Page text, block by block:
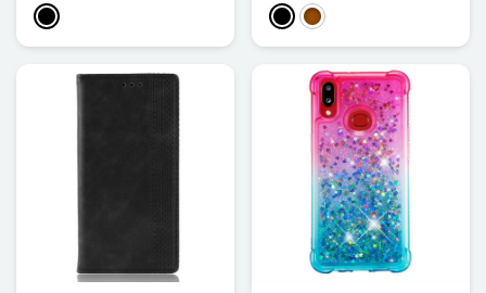
Schwarz Schwarz
Braun